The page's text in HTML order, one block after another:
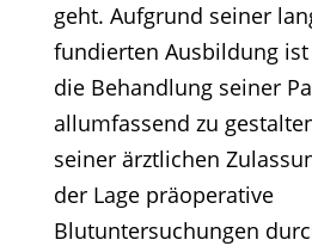
geht. Aufgrund seiner
fundierten Ausbildung
die Behandlung seiner
allumfassend zu
seiner ärztlichen
der Lage präoperative
Blutuntersuchungen